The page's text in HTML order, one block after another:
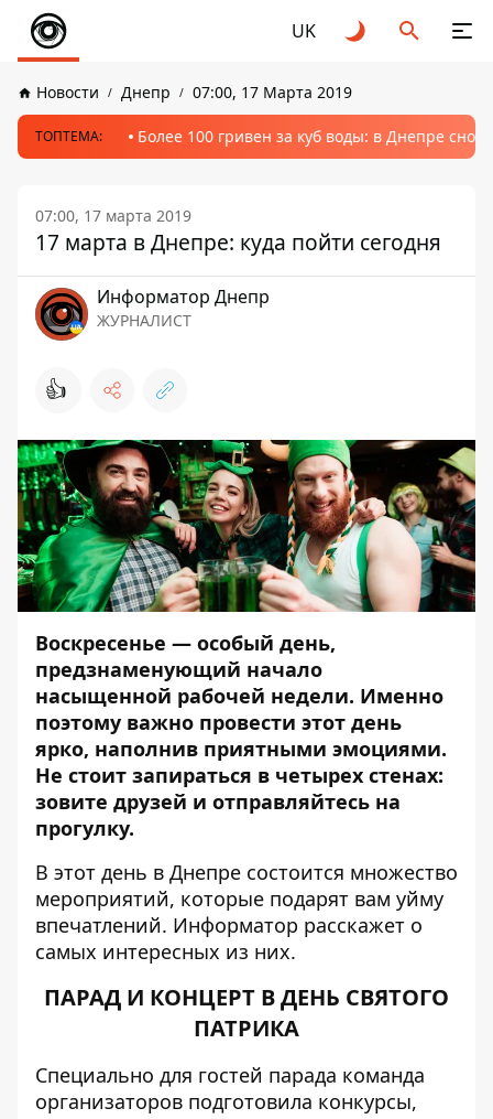
UK
Новости Днепр 07:00, 17 Марта 2019
ТОПТЕМА: Более 100 гривен за куб воды: в Днепре
07:00, 17 марта 2019
17 марта в Днепре: куда пойти сегодня
Информатор Днепр
ЖУРНАЛИСТ
👍
Воскресенье — особый день,
предзнаменующий начало
насыщенной рабочей недели. Именно
поэтому важно провести этот день
ярко, наполнив приятными эмоциями.
Не стоит запираться в четырех стенах:
зовите друзей и отправляйтесь на
прогулку.
В этот день в Днепре состоится множество
мероприятий, которые подарят вам уйму
впечатлений. Информатор расскажет о
самых интересных из них.
ПАРАД И КОНЦЕРТ В ДЕНЬ СВЯТОГО
ПАТРИКА
Специально для гостей парада команда
организаторов подготовила конкурсы,